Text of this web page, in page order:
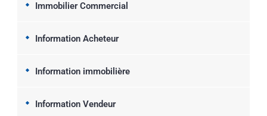
Immobilier Commercial
Information Acheteur
Information immobilière
Information Vendeur